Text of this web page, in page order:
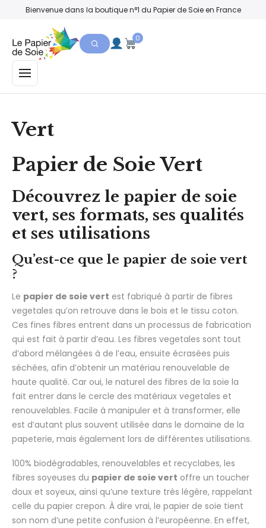
Bienvenue dans la boutique n°1 du Papier de Soie en France
MENU
0
Vert
Papier de Soie Vert
Découvrez le papier de soie
vert, ses formats, ses qualités
et ses utilisations
Qu’est-ce que le papier de soie vert
?
Le papier de soie vert est fabriqué à partir de fibres
vegetales qu’on retrouve dans le bois et le tissu coton.
Ces fines fibres entrent dans un processus de fabrication
qui est fait à partir d’eau. Les fibres vegetales sont tout
d’abord mélangées à de l’eau, ensuite écrasées puis
séchées, afin d’obtenir un matériau renouvelable de
haute qualité. Car oui, le naturel des fibres de la soie la
fait entrer dans le cercle des matériaux vegetales et
renouvelables. Facile à manipuler et à transformer, elle
est d’autant plus souvent utilisée dans le domaine de la
papeterie, mais également lors de différentes utilisations.
100% biodégradables, renouvelables et recyclabes, les
fibres soyeuses du papier de soie vert offre un toucher
doux et soyeux, ainsi qu’une texture très légère, rappelant
celle du papier crepon. À dire vrai, le papier de soie tient
son nom d’une petite confusion à l’européenne. En effet,